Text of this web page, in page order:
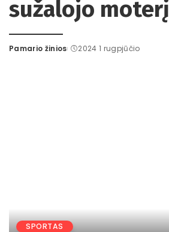
sužalojo moterį
Posted
Pamario žinios 2024 1 rugpjūčio
SPORTAS